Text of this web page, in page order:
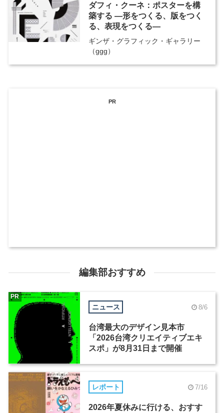
ダフィ・クーネ：ポスターを構
築する ―形をつくる、版をつく
る、表現をつくる―
ギンザ・グラフィック・ギャラリー
（ggg）
PR
編集部おすすめ
ニュース 8/6
台湾最大のデザイン見本市
「2026台湾クリエイティブエキ
スポ」が8月31日まで開催
PR
レポート 7/16
2026年夏休みに行ける、おすす